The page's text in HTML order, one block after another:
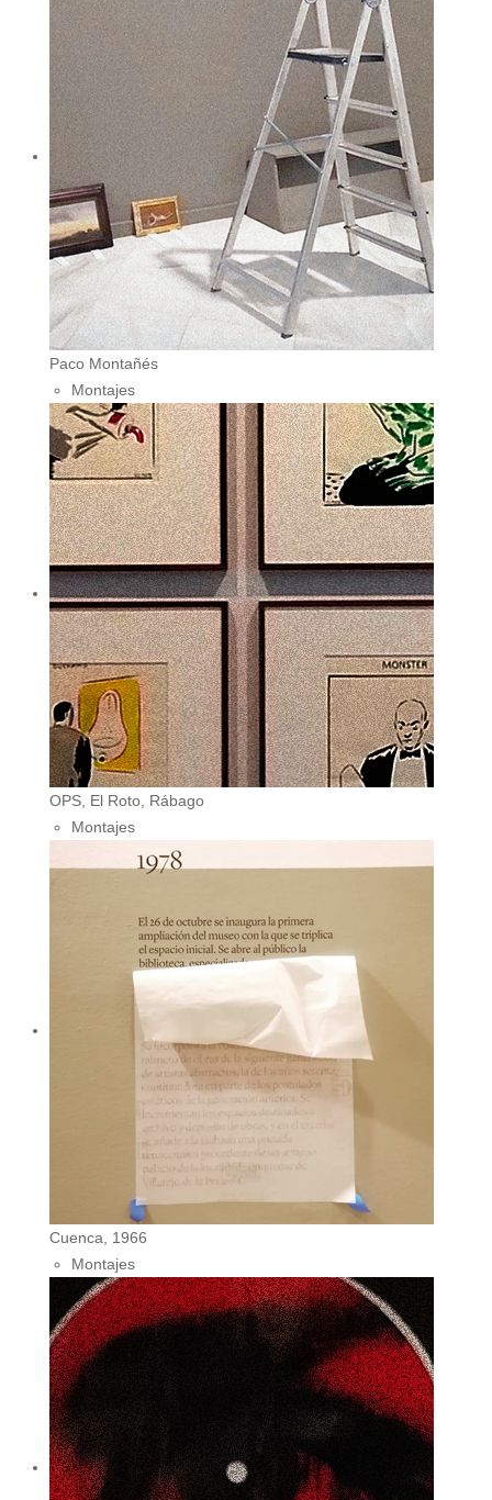
Paco Montañés
Montajes
OPS, El Roto, Rábago
Montajes
Cuenca, 1966
Montajes